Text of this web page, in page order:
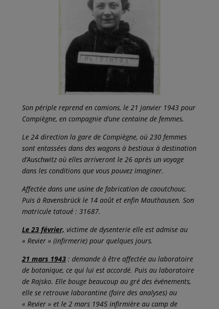
Son périple reprend en camions, le 21 janvier 1943 pour
Compiègne, en compagnie d’une centaine de femmes.
Le 24 direction la gare de Compiègne, où 230 femmes
sont entassées dans des wagons à bestiaux à destination
d’Auschwitz où elles arriveront le 26 après un voyage
dans les conditions que vous pouvez imaginer.
Affectée dans une usine de fabrication de caoutchouc.
Puis à Ravensbrück le 14 août et enfin Mauthausen. Son
matricule tatoué : 31687.
Le 23 février, victime de dysenterie elle est admise au
« Revier » (infirmerie) pour quelques jours.
21 mars 1943: demande à être affectée au laboratoire
de botanique, ce qui lui est accordé. Puis au laboratoire
de Rajsko. Elle bouge beaucoup au gré des événements,
elle se retrouve laborantine (faire des analyses) au
« Revier » et le 2 mars 1945 infirmière au camp de